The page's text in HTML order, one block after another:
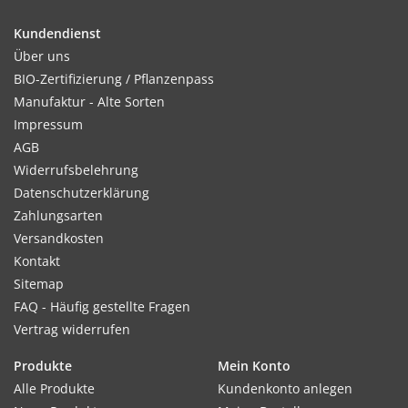
Kultur:
Reihenabstand ca. 15–20cm, das Saatband gibt den
optimalen Abstand in der Reihe bereits vor. Immer gut feucht
halten.
Standort:
Möglichst sonnig, im Hochsommer jedoch halbschattig.
Bevorzugt lockere, humusreiche Böden , die nicht
verschlämmen. Geringer Düngerbedarf, da Schwachzehrer.
Verwendung:
Kundendienst
Über uns
BIO-Zertifizierung / Pflanzenpass
Manufaktur - Alte Sorten
Impressum
AGB
Widerrufsbelehrung
Datenschutzerklärung
Zahlungsarten
Versandkosten
Kontakt
Sitemap
FAQ - Häufig gestellte Fragen
Vertrag widerrufen
Produkte
Alle Produkte
Mein Konto
Kundenkonto anlegen